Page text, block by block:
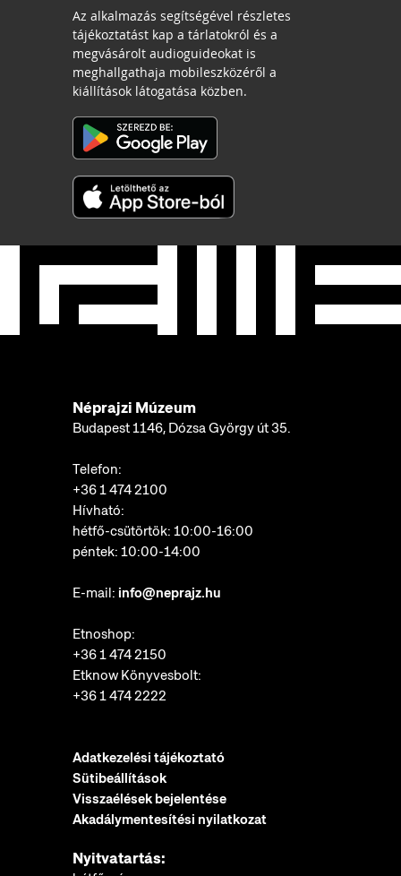
Az alkalmazás segítségével részletes
tájékoztatást kap a tárlatokról és a
megvásárolt audioguideokat is
meghallgathaja mobileszközéről a
kiállítások látogatása közben.
Néprajzi Múzeum
Budapest 1146, Dózsa György út 35.
Telefon:
+36 1 474 2100
Hívható:
hétfő-csütörtök: 10:00-16:00
péntek: 10:00-14:00
E-mail: info@neprajz.hu
Etnoshop:
+36 1 474 2150
Etknow Könyvesbolt:
+36 1 474 2222
Adatkezelési tájékoztató
Sütibeállítások
Visszaélések bejelentése
Akadálymentesítési nyilatkozat
Nyitvatartás: